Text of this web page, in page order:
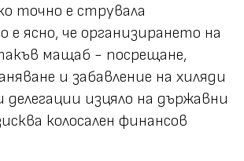
точно е струвала
е ясно, че организирането на
мащаб - посрещане,
и забавление на хиляди
изцяло на държавни
колосален финансов